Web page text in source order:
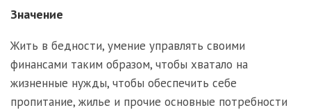
Значение
Жить в бедности, умение управлять своими
финансами таким образом, чтобы хватало на
жизненные нужды, чтобы обеспечить себе
пропитание, жилье и прочие основные потребности